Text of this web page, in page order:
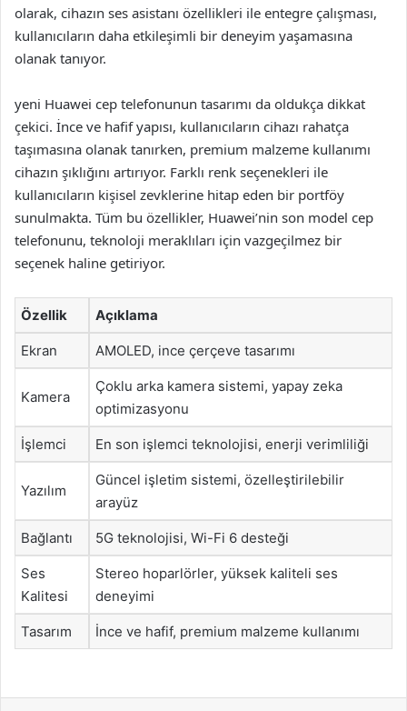
olarak, cihazın ses asistanı özellikleri ile entegre çalışması,
kullanıcıların daha etkileşimli bir deneyim yaşamasına
olanak tanıyor.
yeni Huawei cep telefonunun tasarımı da oldukça dikkat
çekici. İnce ve hafif yapısı, kullanıcıların cihazı rahatça
taşımasına olanak tanırken, premium malzeme kullanımı
cihazın şıklığını artırıyor. Farklı renk seçenekleri ile
kullanıcıların kişisel zevklerine hitap eden bir portföy
sunulmakta. Tüm bu özellikler, Huawei’nin son model cep
telefonunu, teknoloji meraklıları için vazgeçilmez bir
seçenek haline getiriyor.
Özellik Açıklama
Ekran AMOLED, ince çerçeve tasarımı
Kamera
Çoklu arka kamera sistemi, yapay zeka
optimizasyonu
İşlemci En son işlemci teknolojisi, enerji verimliliği
Yazılım
Güncel işletim sistemi, özelleştirilebilir
arayüz
Bağlantı 5G teknolojisi, Wi-Fi 6 desteği
Ses
Kalitesi
Stereo hoparlörler, yüksek kaliteli ses
deneyimi
Tasarım İnce ve hafif, premium malzeme kullanımı